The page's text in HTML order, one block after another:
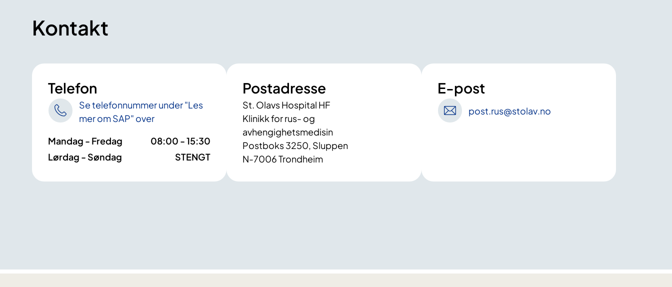
Kontakt
Telefon
Se telefonnummer under "Les
mer om SAP" over
Mandag - Fredag
08:00 - 15:30
Lørdag - Søndag
STENGT
Postadresse
St. Olavs Hospital HF
Klinikk for rus- og
avhengighetsmedisin
Postboks 3250, Sluppen
N-7006 Trondheim
E-post
post.rus@stolav.no